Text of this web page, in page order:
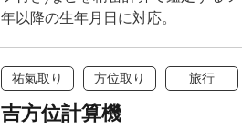
年以降の生年月日に対応。
祐氣取り 方位取り 旅行
吉方位計算機